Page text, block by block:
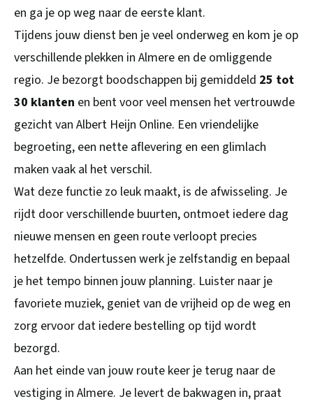
en ga je op weg naar de eerste klant.
Tijdens jouw dienst ben je veel onderweg en kom je op
verschillende plekken in Almere en de omliggende
regio. Je bezorgt boodschappen bij gemiddeld 25 tot
30 klanten en bent voor veel mensen het vertrouwde
gezicht van Albert Heijn Online. Een vriendelijke
begroeting, een nette aflevering en een glimlach
maken vaak al het verschil.
Wat deze functie zo leuk maakt, is de afwisseling. Je
rijdt door verschillende buurten, ontmoet iedere dag
nieuwe mensen en geen route verloopt precies
hetzelfde. Ondertussen werk je zelfstandig en bepaal
je het tempo binnen jouw planning. Luister naar je
favoriete muziek, geniet van de vrijheid op de weg en
zorg ervoor dat iedere bestelling op tijd wordt
bezorgd.
Aan het einde van jouw route keer je terug naar de
vestiging in Almere. Je levert de bakwagen in, praat